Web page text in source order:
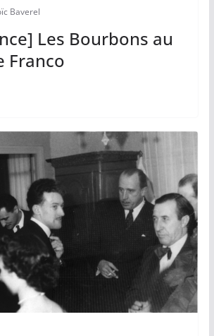
Baverel
Les Bourbons au
Franco